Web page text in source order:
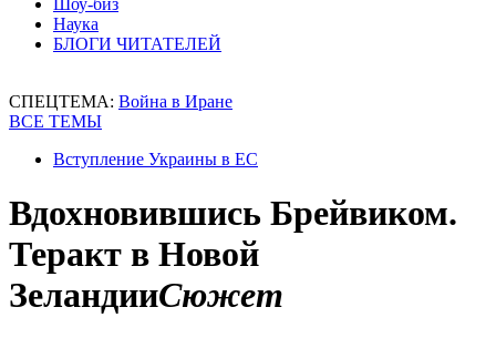
Шоу-биз
Наука
БЛОГИ ЧИТАТЕЛЕЙ
СПЕЦТЕМА: Война в Иране
ВСЕ ТЕМЫ
Вступление Украины в ЕС
Вдохновившись Брейвиком.
Теракт в Новой
ЗеландииСюжет